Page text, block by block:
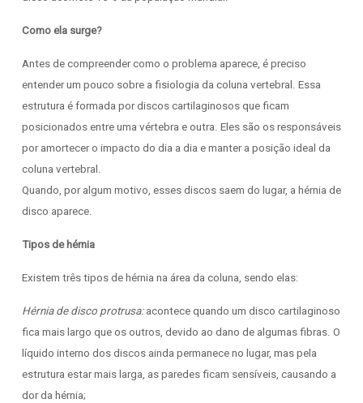
Como ela surge?
Antes de compreender como o problema aparece, é preciso
entender um pouco sobre a fisiologia da coluna vertebral. Essa
estrutura é formada por discos cartilaginosos que ficam
posicionados entre uma vértebra e outra. Eles são os responsáveis
por amortecer o impacto do dia a dia e manter a posição ideal da
coluna vertebral.
Quando, por algum motivo, esses discos saem do lugar, a hérnia de
disco aparece.
Tipos de hérnia
Existem três tipos de hérnia na área da coluna, sendo elas:
Hérnia de disco protrusa:acontece quando um disco cartilaginoso
fica mais largo que os outros, devido ao dano de algumas fibras. O
líquido interno dos discos ainda permanece no lugar, mas pela
estrutura estar mais larga, as paredes ficam sensíveis, causando a
dor da hérnia;